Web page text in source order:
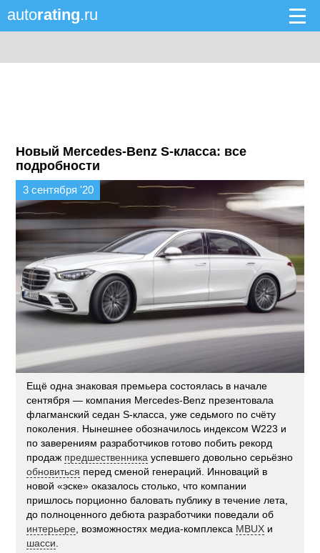
autorating.ru
Новый Mercedes-Benz S-класса: все
подробности
3 сентября '20
Ещё одна знаковая премьера состоялась в начале
сентября — компания Mercedes-Benz презентовала
флагманский седан S-класса, уже седьмого по счёту
поколения. Нынешнее обозначилось индексом W223 и
по заверениям разработчиков готово побить рекорд
продаж предшественника успевшего довольно серьёзно
обновиться перед сменой генераций. Инноваций в
новой «эске» оказалось столько, что компании
пришлось порционно баловать публику в течение лета,
до полноценного дебюта разработчики поведали об
интерьере , возможностях медиа-комплекса MBUX и
шасси